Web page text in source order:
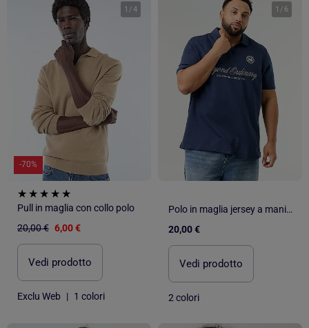
1 /4
-70%
Pull in maglia con collo polo
20,00 € 6,00 €
Vedi prodotto
Exclu Web | 1 colori
1 / 6
Polo in maglia jersey a maniche corte
20,00 €
Vedi prodotto
2 colori